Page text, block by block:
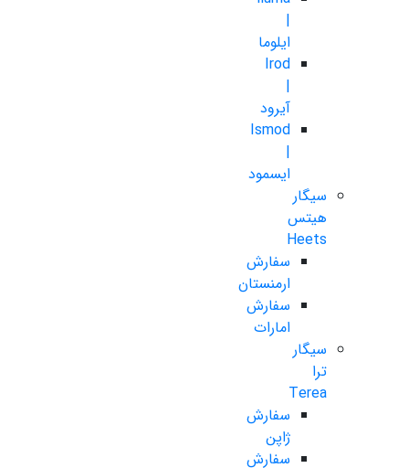
|
ایلوما
Irod
|
آیرود
Ismod
|
ایسمود
سیگار
هیتس
Heets
سفارش
ارمنستان
سفارش
امارات
سیگار
ترا
Terea
سفارش
ژاپن
سفارش